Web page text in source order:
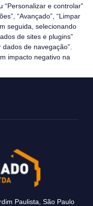
“Personalizar e controlar”
“Avançado”, “Limpar
seguida, selecionando
de sites e plugins”
de navegação”.
impacto negativo na
Paulista, São Paulo